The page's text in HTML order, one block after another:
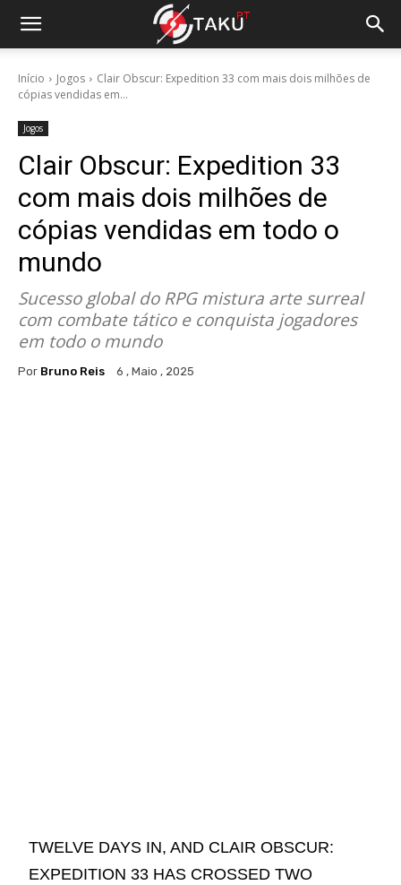
Início Jogos
Clair Obscur: Expedition 33 com mais dois milhões de
cópias vendidas em...
Jogos
Clair Obscur: Expedition 33
com mais dois milhões de
cópias vendidas em todo o
mundo
Sucesso global do RPG mistura arte surreal
com combate tático e conquista jogadores
em todo o mundo
Por Bruno Reis 6 , Maio , 2025
TWELVE DAYS IN, AND CLAIR OBSCUR:
EXPEDITION 33 HAS CROSSED TWO